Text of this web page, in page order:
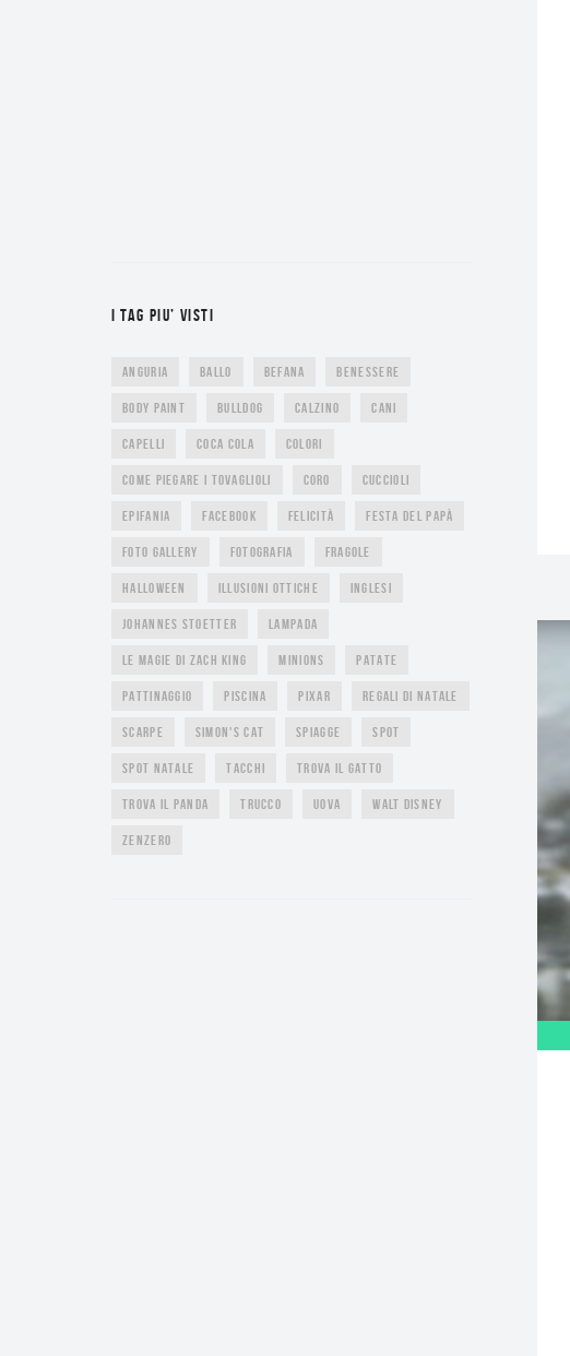
I TAG PIU’ VISTI
ANGURIA BALLO BEFANA BENESSERE
BODY PAINT BULLDOG CALZINO CANI
CAPELLI COCA COLA COLORI
COME PIEGARE I TOVAGLIOLI CORO CUCCIOLI
EPIFANIA FACEBOOK FELICITÀ FESTA DEL PAPÀ
FOTO GALLERY FOTOGRAFIA FRAGOLE
HALLOWEEN ILLUSIONI OTTICHE INGLESI
JOHANNES STOETTER LAMPADA
LE MAGIE DI ZACH KING MINIONS PATATE
PATTINAGGIO PISCINA PIXAR REGALI DI NATALE
SCARPE SIMON'S CAT SPIAGGE SPOT
SPOT NATALE TACCHI TROVA IL GATTO
TROVA IL PANDA TRUCCO UOVA WALT DISNEY
ZENZERO